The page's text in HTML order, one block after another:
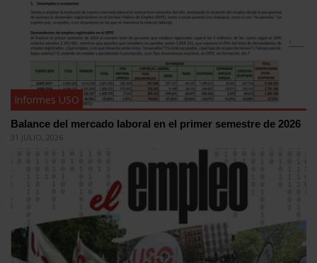
Informes USO
Balance del mercado laboral en el primer semestre de 2026
31 JULIO, 2026